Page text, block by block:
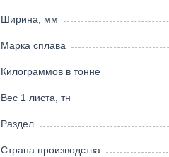
Ширина, мм
Марка сплава
Килограммов в тонне
Вес 1 листа, тн
Раздел
Страна производства